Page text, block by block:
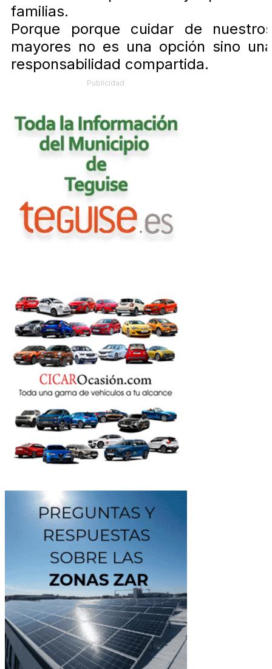
familias.
Porque porque cuidar de
mayores no es una opción sino
responsabilidad compartida.
Publicidad